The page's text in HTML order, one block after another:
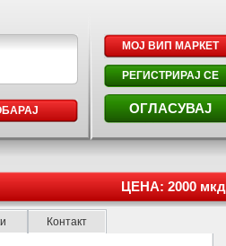
МОЈ ВИП МАРКЕТ
РЕГИСТРИРАЈ СЕ
ОГЛАСУВАЈ
ЦЕНА: 2000 мкд
Контакт